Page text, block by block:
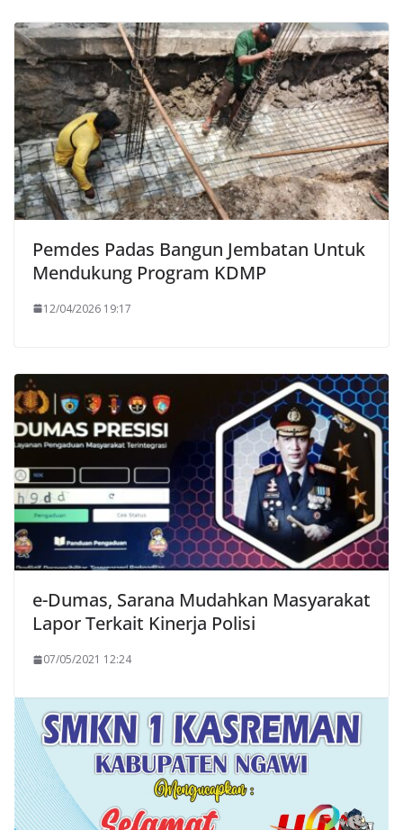
Pemdes Padas Bangun Jembatan Untuk
Mendukung Program KDMP
12/04/2026 19:17
e-Dumas, Sarana Mudahkan Masyarakat
Lapor Terkait Kinerja Polisi
07/05/2021 12:24